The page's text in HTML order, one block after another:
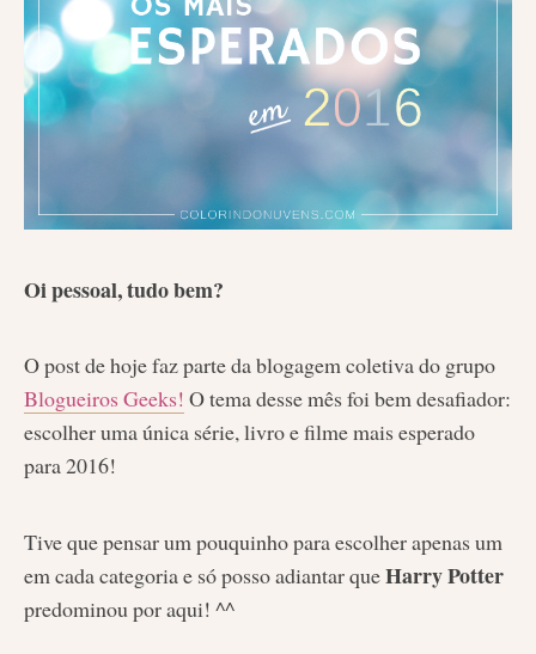
Oi pessoal, tudo bem?
O post de hoje faz parte da blogagem coletiva do grupo
Blogueiros Geeks! O tema desse mês foi bem desafiador:
escolher uma única série, livro e filme mais esperado
para 2016!
Tive que pensar um pouquinho para escolher apenas um
em cada categoria e só posso adiantar queHarry Potter
predominou por aqui! ^^